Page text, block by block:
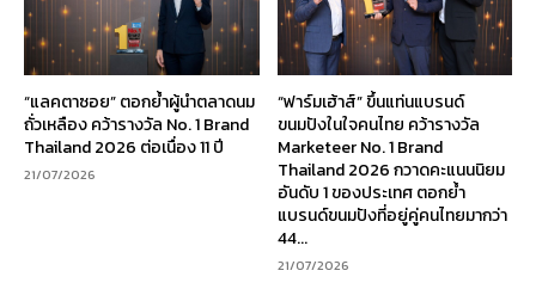
“แลคตาซอย” ตอกย้ำผู้นำตลาดนม
ถั่วเหลือง คว้ารางวัล No. 1 Brand
Thailand 2026 ต่อเนื่อง 11 ปี
21/07/2026
“ฟาร์มเฮ้าส์” ขึ้นแท่นแบรนด์
ขนมปังในใจคนไทย คว้ารางวัล
Marketeer No. 1 Brand
Thailand 2026 กวาดคะแนนนิยม
อันดับ 1 ของประเทศ ตอกย้ำ
แบรนด์ขนมปังที่อยู่คู่คนไทยมากว่า
44...
21/07/2026